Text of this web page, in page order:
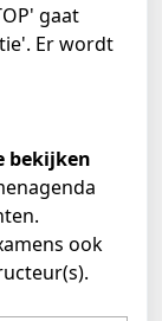
gaat
Er wordt
bekijken
ook